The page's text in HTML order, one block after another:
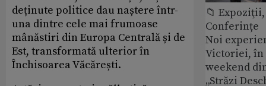
deținute politice dau naștere într-
una dintre cele mai frumoase
mânăstiri din Europa Centrală și de
Est, transformată ulterior în
Închisoarea Văcărești.
📁
Conferințe
Noi
Victoriei,
weekend
„Străzi